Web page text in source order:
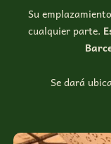
Su
cualquier parte.
Se dará